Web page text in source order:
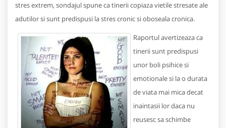
stres extrem, sondajul spune ca tinerii copiaza vietile stresate ale
adutilor si sunt predispusi la stres cronic si oboseala cronica.
Raportul avertizeaza ca
tinerii sunt predispusi
unor boli psihice si
emotionale si la o durata
de viata mai mica decat
inaintasii lor daca nu
reusesc sa schimbe